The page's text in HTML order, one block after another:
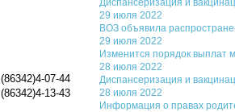
(86342)4-07-44
(86342)4-13-43
Диспансеризация и
29 июля 2022
ВОЗ объявила
29 июля 2022
Изменится порядок выплат
28 июля 2022
Диспансеризация и
28 июля 2022
Информация о правах